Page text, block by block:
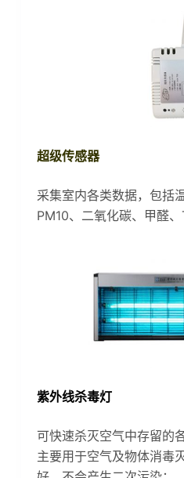
超级传感器
采集室内各类数据，包括
PM10、二氧化碳、甲醛、
紫外线杀毒灯
可快速杀灭空气中存留的
主要用于空气及物体消毒